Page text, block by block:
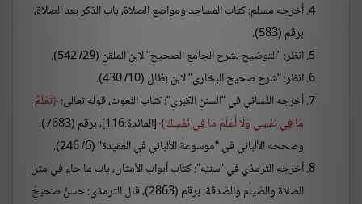
أخرجه مسلم: كتاب المساجد ومواضع الصلاة، باب الذكر بعد الصلاة،
برقم (583).
انظر: "التوضيح لشرح الجامع الصحيح" لابن الملقن (29/ 542).
انظر: "شرح صحيح البخاري" لابن بطَّال (10/ 430).
أخرجه النَّسائي في "السنن الكبرى": كتاب النّعوت، قوله تعالى: تَعْلَمُ
مَا فِي نَفْسِي وَلَا أَعْلَمُ مَا فِي نَفْسِكَ
[المائدة:116]، برقم (7683)،
وصححه الألباني في "موسوعة الألباني في العقيدة" (6/ 246).
أخرجه الترمذي في "سننه": كتاب أبواب الأمثال، باب ما جاء في مثل
الصلاة والصّيام والصّدقة، برقم (2863)، قال الترمذي: حسنٌ صحيحٌ